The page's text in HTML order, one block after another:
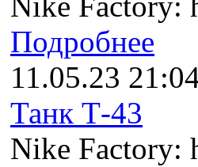
Подробнее
11.05.23
Танк Т-43
Nike Factory: